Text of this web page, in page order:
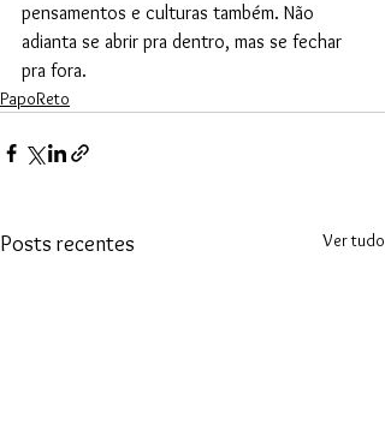
pensamentos e culturas também. Não
adianta se abrir pra dentro, mas se fechar
pra fora.
PapoReto
Posts recentes Ver tudo